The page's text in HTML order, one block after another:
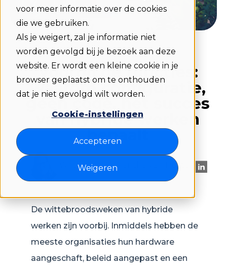
voor meer informatie over de cookies
die we gebruiken.
Als je weigert, zal je informatie niet
worden gevolgd bij je bezoek aan deze
website. Er wordt een kleine cookie in je
browser geplaatst om te onthouden
dat je niet gevolgd wilt worden.
Cookie-instellingen
Accepteren
Weigeren
01-29-2026
Voorbij de functies:
waarom configuratie,
geen code, het succes
van hybride werken
bepaalt
Written by Samantha van Putten
De wittebroodsweken van hybride
werken zijn voorbij. Inmiddels hebben de
meeste organisaties hun hardware
aangeschaft, beleid aangepast en een